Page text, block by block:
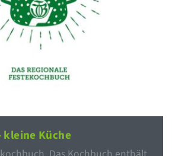
kleine Küche